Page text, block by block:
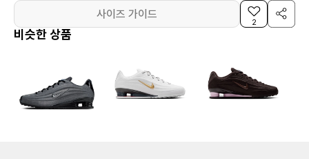
사이즈 가이드
2
비슷한 상품